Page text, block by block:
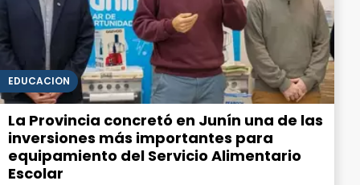
EDUCACIÓN
La Provincia concretó en Junín una de las
inversiones más importantes para
equipamiento del Servicio Alimentario
Escolar